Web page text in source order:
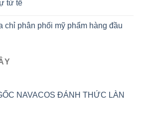
tử tế
chỉ phân phối mỹ phẩm hàng đầu
NAVACOS ĐÁNH THỨC LÀN